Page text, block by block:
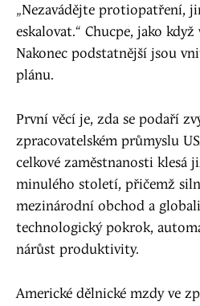
„Nezavádějte protiopatření,
eskalovat.“ Chucpe, jako
Nakonec podstatnější jsou
plánu.
První věcí je, zda se podaří
zpracovatelském průmyslu
celkové zaměstnanosti klesá
minulého století, přičemž
mezinárodní obchod a
technologický pokrok,
nárůst produktivity.
Americké dělnické mzdy ve